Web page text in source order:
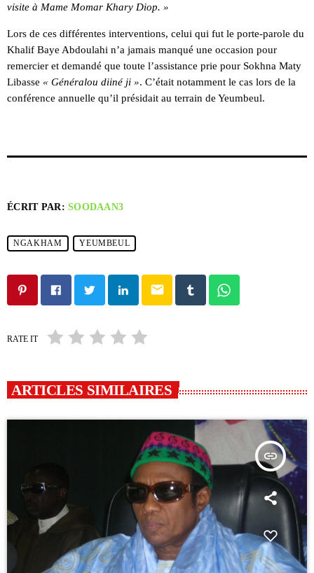
visite à Mame Momar Khary Diop. »
Lors de ces différentes interventions, celui qui fut le porte-parole du
Khalif Baye Abdoulahi n’a jamais manqué une occasion pour
remercier et demandé que toute l’assistance prie pour Sokhna Maty
Libasse « Généralou diiné ji ». C’était notamment le cas lors de la
conférence annuelle qu’il présidait au terrain de Yeumbeul.
ÉCRIT PAR:SOODAAN3
NGAKHAM YEUMBEUL
email
RATE IT
ARTICLES SIMILAIRES
insert_link